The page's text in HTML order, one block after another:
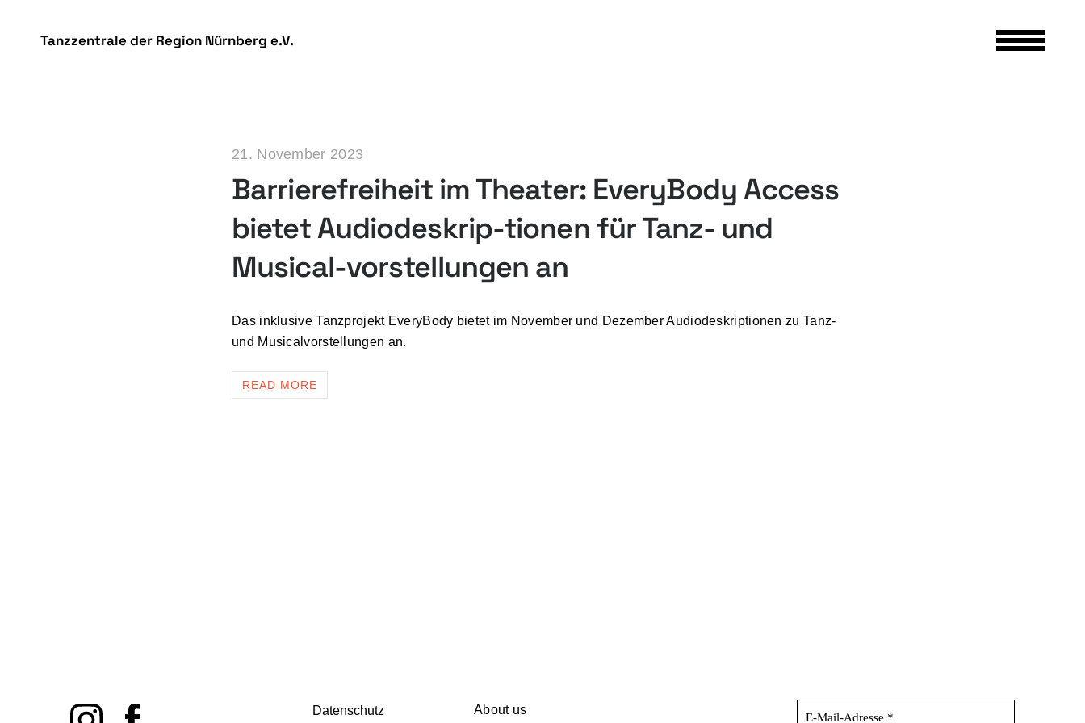
Tanzzentrale der Region Nürnberg e.V.
21. November 2023
Barrierefreiheit im Theater: EveryBody Access
bietet Audiodeskrip-tionen für Tanz- und
Musical-vorstellungen an
Das inklusive Tanzprojekt EveryBody bietet im November und Dezember Audiodeskriptionen zu Tanz-
und Musicalvorstellungen an.
READ MORE
Datenschutz About us